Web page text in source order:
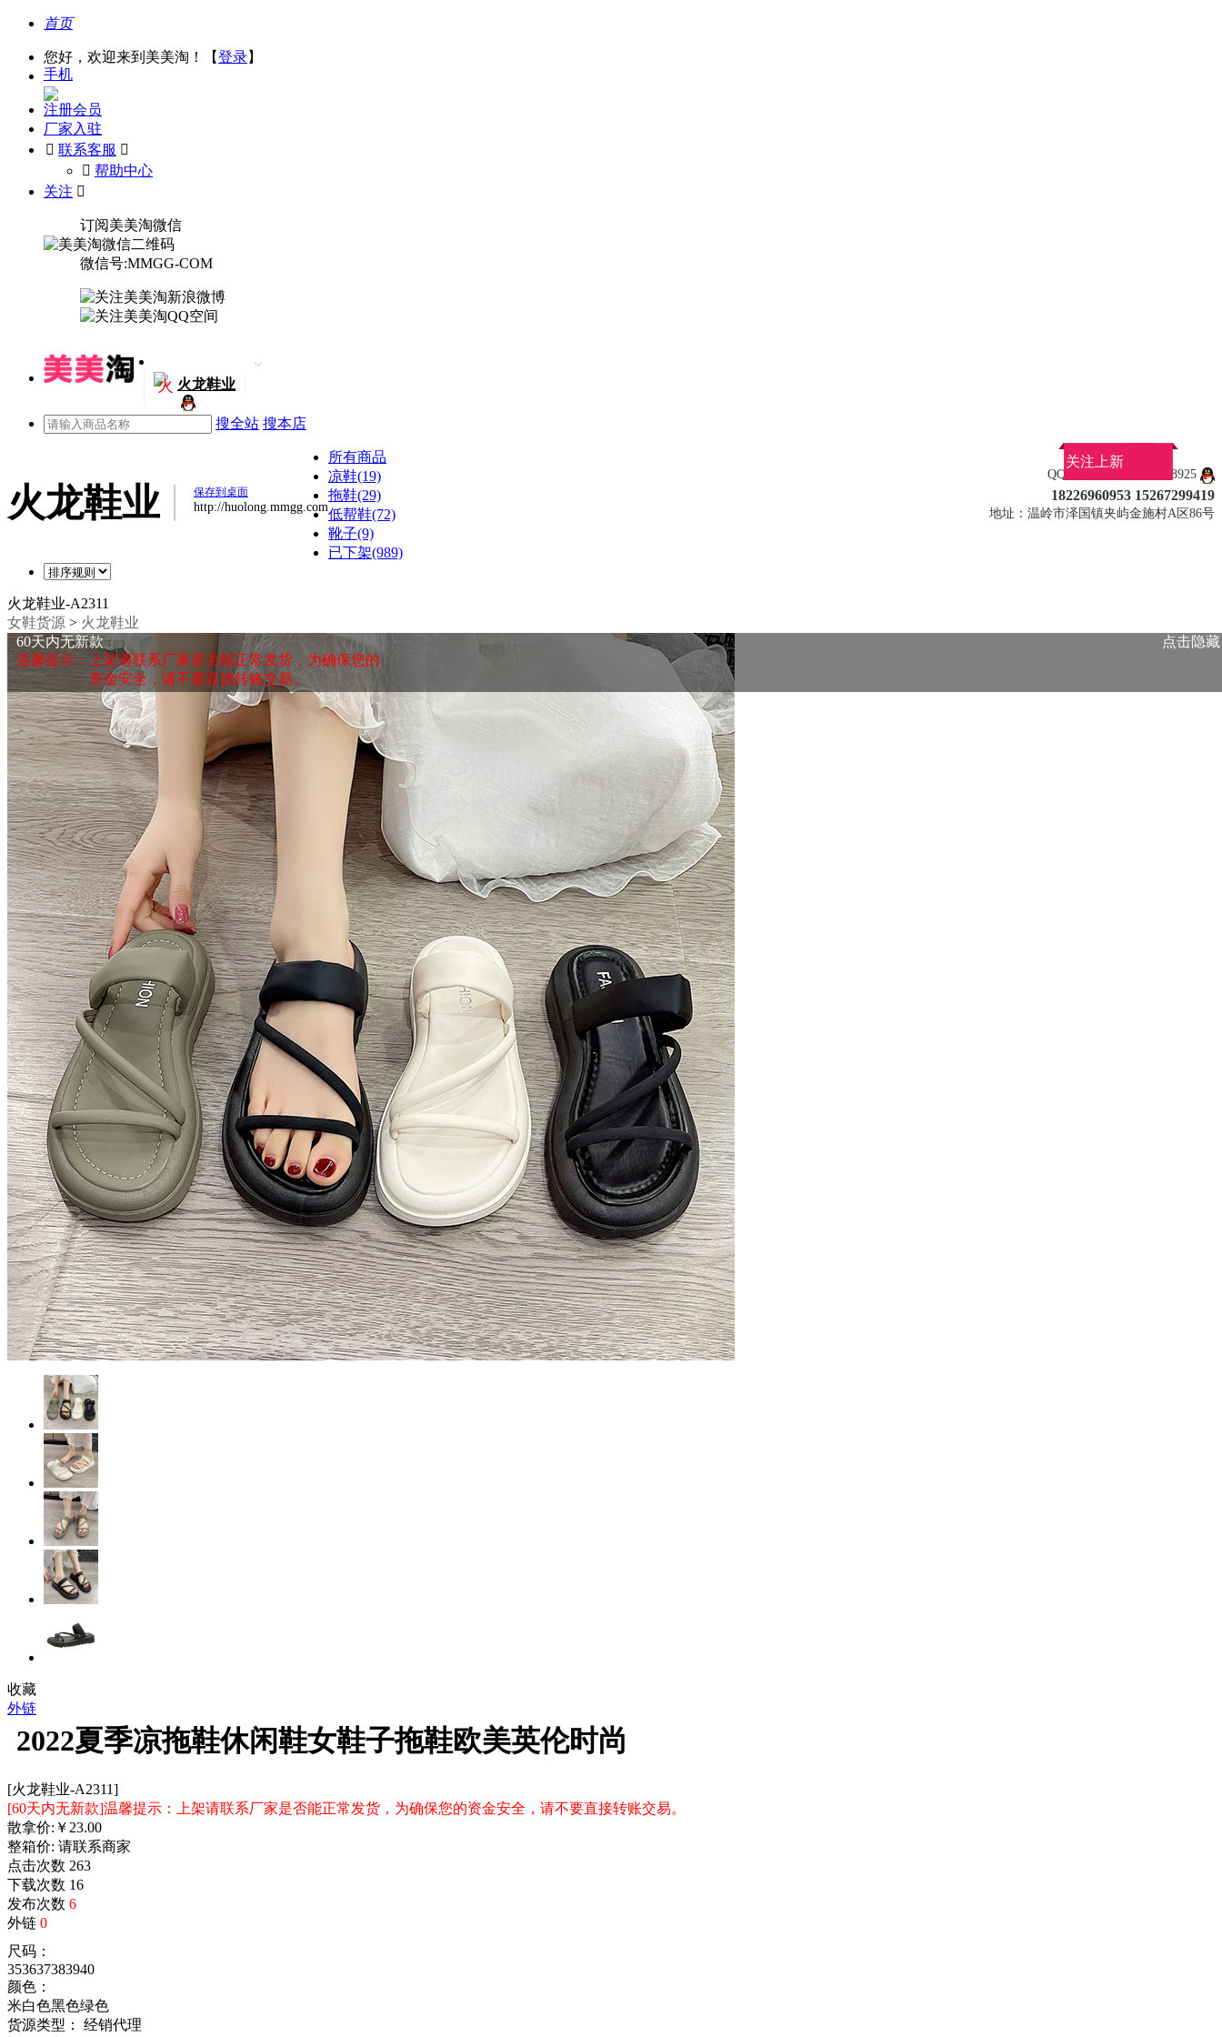
首页
您好，欢迎来到美美淘！【登录】
手机
注册会员
厂家入驻
 联系客服 
󰅃 帮助中心
关注 
订阅美美淘微信
微信号:MMGG-COM
火 火龙鞋业
搜全站 搜本店
火龙鞋业 保存到桌面
http://huolong.mmgg.com
QQ：917446347 463038925
18226960953 15267299419
地址：温岭市泽国镇夹屿金施村A区86号
关注上新
所有商品
凉鞋(19)
拖鞋(29)
低帮鞋(72)
靴子(9)
已下架(989)
火龙鞋业-A2311
女鞋货源 > 火龙鞋业
60天内无新款
点击隐藏
温馨提示：上架请联系厂家是否能正常发货，为确保您的
资金安全，请不要直接转账交易。
收藏
外链
2022夏季凉拖鞋休闲鞋女鞋子拖鞋欧美英伦时尚
[火龙鞋业-A2311]
[60天内无新款]温馨提示：上架请联系厂家是否能正常发货，为确保您的资金安全，请不要直接转账交易。
散拿价: ￥23.00
整箱价: 请联系商家
点击次数 263
下载次数 16
发布次数 6
外链 0
尺码：
353637383940
颜色：
米白色黑色绿色
货源类型： 经销代理